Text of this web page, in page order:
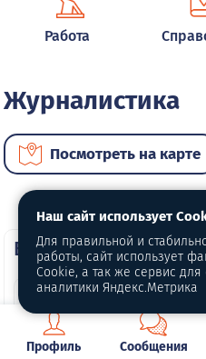
Работа
Журналистика
Посмотреть на карте
ВИП услуги
Профиль Сообщения
Наш сайт использует
Для правильной и
работы, сайт использует
Cookie, а так же сервис для
аналитики Яндекс.Метрика